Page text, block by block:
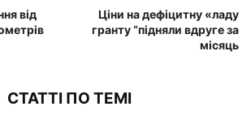
від
Ціни на дефіцитну «ладу
гранту “підняли вдруге за
місяць
СТАТТІ ПО ТЕМІ